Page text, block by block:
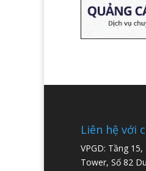
w
w
d
n
d
o
)
w
)
Liên hệ với
VPGD: Tầng
Tower, Số 82